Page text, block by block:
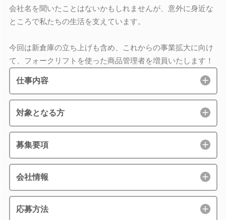
会社名を聞いたことはないかもしれませんが、意外に身近な
ところで私たちの生活を支えています。
今回は新倉庫の立ち上げも含め、これからの事業拡大に向け
て、フォークリフトを使った商品管理者を増員いたします！
仕事内容
対象となる方
募集要項
会社情報
応募方法